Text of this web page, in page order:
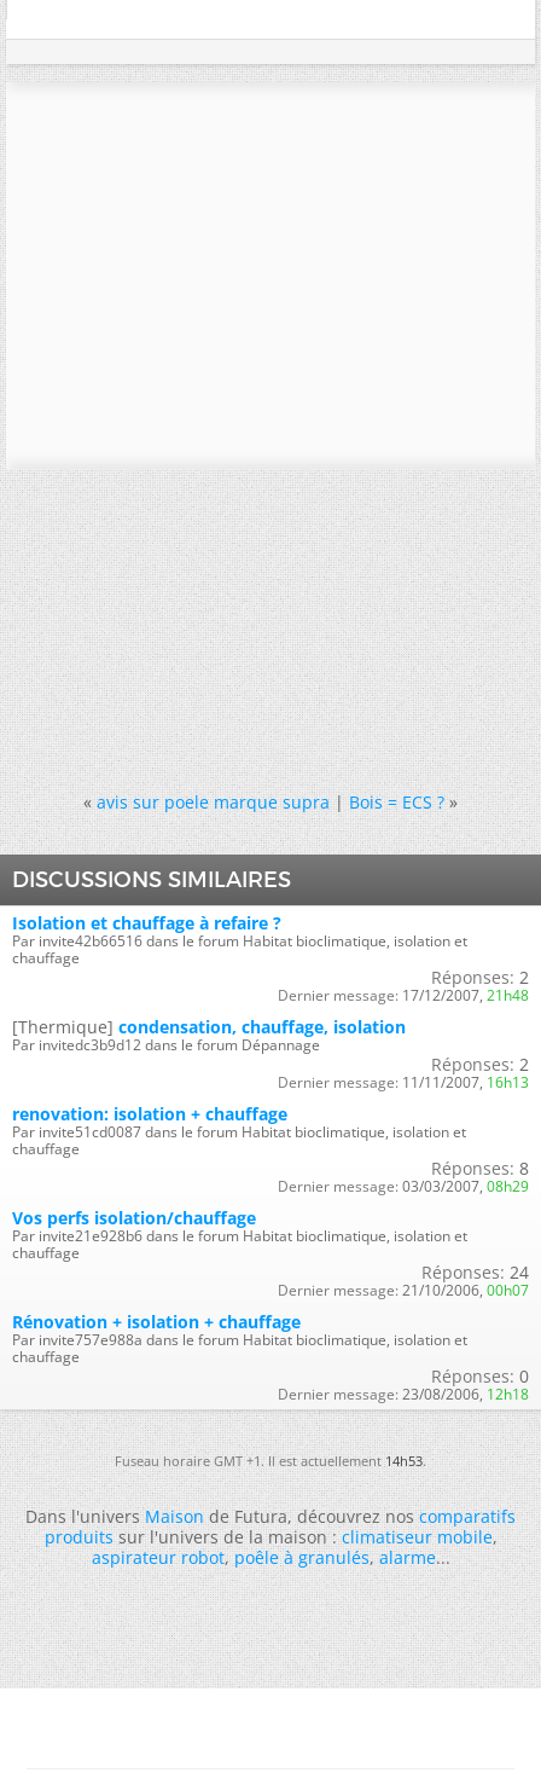
« avis sur poele marque supra|Bois = ECS ? »
DISCUSSIONS SIMILAIRES
Isolation et chauffage à refaire ?
Par invite42b66516 dans le forum Habitat bioclimatique, isolation et
chauffage
Réponses: 2
Dernier message: 17/12/2007, 21h48
[Thermique] condensation, chauffage, isolation
Par invitedc3b9d12 dans le forum Dépannage
Réponses: 2
Dernier message: 11/11/2007, 16h13
renovation: isolation + chauffage
Par invite51cd0087 dans le forum Habitat bioclimatique, isolation et
chauffage
Réponses: 8
Dernier message: 03/03/2007, 08h29
Vos perfs isolation/chauffage
Par invite21e928b6 dans le forum Habitat bioclimatique, isolation et
chauffage
Réponses: 24
Dernier message: 21/10/2006, 00h07
Rénovation + isolation + chauffage
Par invite757e988a dans le forum Habitat bioclimatique, isolation et
chauffage
Réponses: 0
Dernier message: 23/08/2006, 12h18
Fuseau horaire GMT +1. Il est actuellement14h53.
Dans l'universMaisonde Futura, découvrez noscomparatifs
produitssur l'univers de la maison :climatiseur mobile,
aspirateur robot,poêle à granulés,alarme...